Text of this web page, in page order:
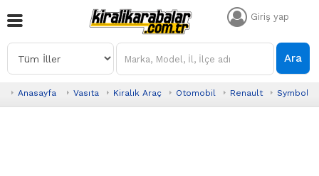
Giriş yap
Ara
Anasayfa Vasıta Kiralık Araç Otomobil Renault Symbol